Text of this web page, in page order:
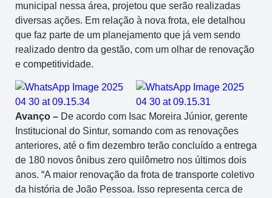
municipal nessa área, projetou que serão realizadas
diversas ações. Em relação à nova frota, ele detalhou
que faz parte de um planejamento que já vem sendo
realizado dentro da gestão, com um olhar de renovação
e competitividade.
Avanço – De acordo com Isac Moreira Júnior, gerente
Institucional do Sintur, somando com as renovações
anteriores, até o fim dezembro terão concluído a entrega
de 180 novos ônibus zero quilômetro nos últimos dois
anos. “A maior renovação da frota de transporte coletivo
da história de João Pessoa. Isso representa cerca de